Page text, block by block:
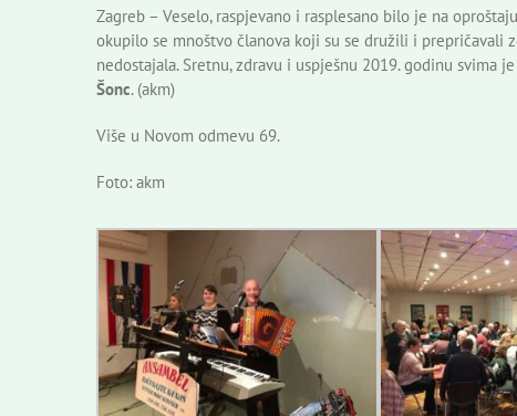
Zagreb – Veselo, raspjevano i rasplesano bilo je na
okupilo se mnoštvo članova koji su se družili i prepričavali
nedostajala. Sretnu, zdravu i uspješnu 2019. godinu svima
Šonc. (akm)
Više u Novom odmevu 69.
Foto: akm